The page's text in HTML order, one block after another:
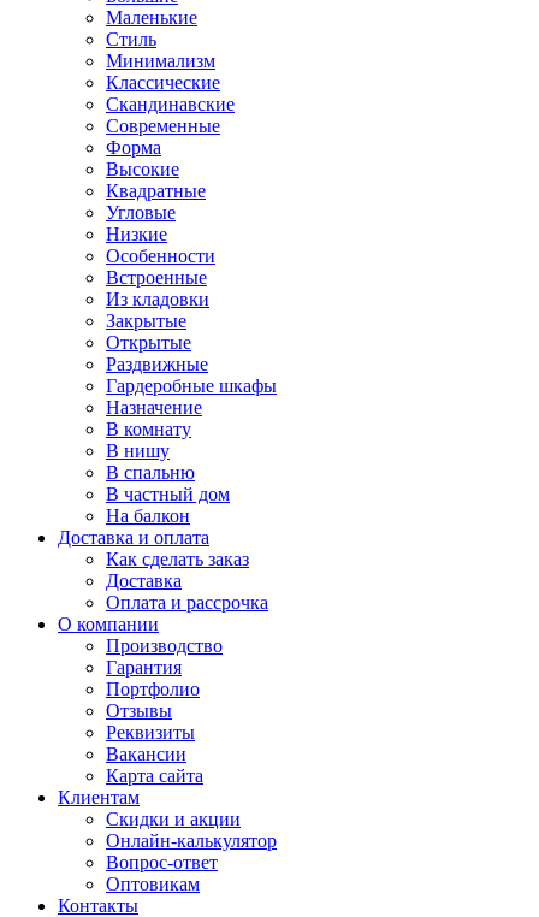
Маленькие
Стиль
Минимализм
Классические
Скандинавские
Современные
Форма
Высокие
Квадратные
Угловые
Низкие
Особенности
Встроенные
Из кладовки
Закрытые
Открытые
Раздвижные
Гардеробные шкафы
Назначение
В комнату
В нишу
В спальню
В частный дом
На балкон
Доставка и оплата
Как сделать заказ
Доставка
Оплата и рассрочка
О компании
Производство
Гарантия
Портфолио
Отзывы
Реквизиты
Вакансии
Карта сайта
Клиентам
Скидки и акции
Онлайн-калькулятор
Вопрос-ответ
Оптовикам
Контакты